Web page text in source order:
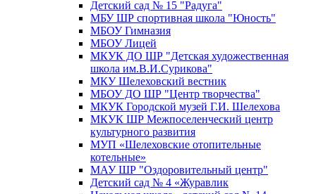
Детский сад № 15 "Радуга"
МБУ ШР спортивная школа "Юность"
МБОУ Гимназия
МБОУ Лицей
МКУК ДО ШР "Детская художественная
школа им.В.И.Сурикова"
МКУ Шелеховский вестник
МБОУ ДО ШР "Центр творчества"
МКУК Городской музей Г.И. Шелехова
МКУК ШР Межпоселенческий центр
культурного развития
МУП «Шелеховские отопительные
котельные»
МАУ ШР "Оздоровительный центр"
Детский сад № 4 «Журавлик